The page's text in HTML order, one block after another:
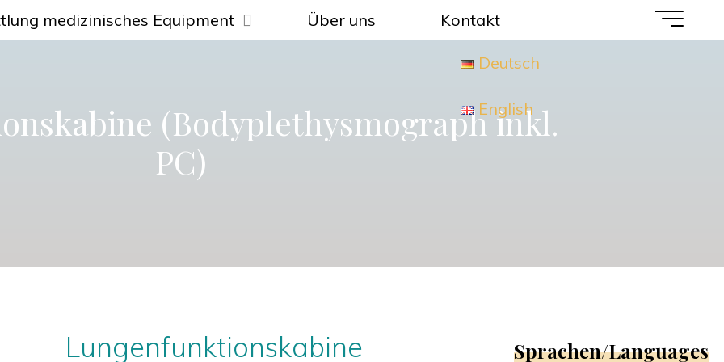
medizinisches Equipment Über uns Kontakt
Deutsch
English
(Bodyplethysmograph inkl.
PC)
Lungenfunktionskabine
Sprachen/Languages